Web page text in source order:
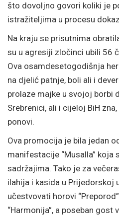
što dovoljno govori koliki je
istražiteljima u procesu
Na kraju se prisutnima
su u agresiji zločinci ubili 56
Ova osamdesetogodišnja
na djelić patnje, boli ali i
prolaze majke u svojoj borbi
Srebrenici, ali i cijeloj BiH
ponovi.
Ova promocija je bila jedan
manifestacije “Musalla” koja
sadržajima. Tako je za
ilahija i kasida u Prijedorskoj
učestvovati horovi
“Harmonija”, a poseban gost